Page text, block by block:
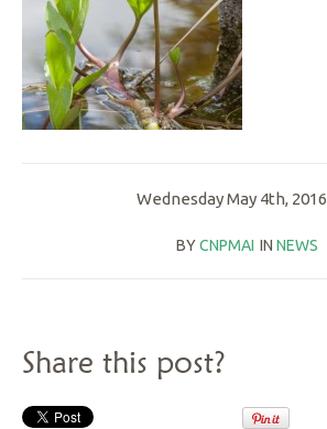
Wednesday May 4th, 2016
BYCNPMAI IN NEWS
Share this post?